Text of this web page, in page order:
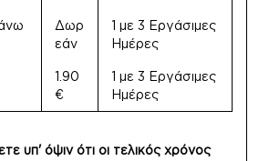
Δωρ
εάν
1 με 3 Εργάσιμες
Ημέρες
1.90
€
1 με 3 Εργάσιμες
Ημέρες
υπ' όψιν ότι οι τελικός χρόνος